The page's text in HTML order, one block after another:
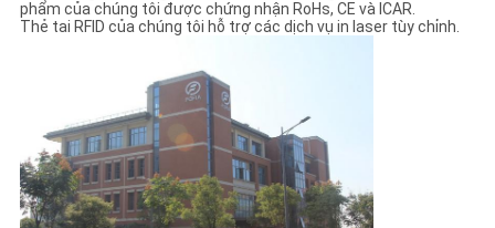
phẩm của chúng tôi được chứng nhận RoHs, CE và ICAR.
Thẻ tai RFID của chúng tôi hỗ trợ các dịch vụ in laser tùy chỉnh.